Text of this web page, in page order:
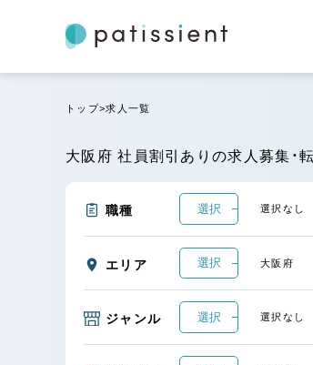
トップ 求人一覧
大阪府 社員割引ありの求人募集・
職種 選択 選択なし
エリア 選択 大阪府
ジャンル 選択 選択なし